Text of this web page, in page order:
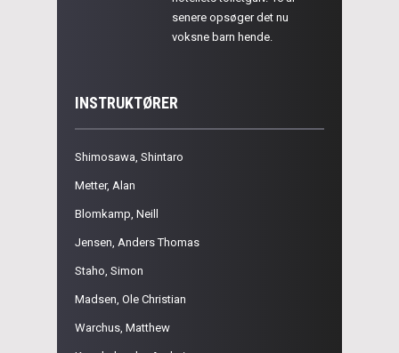
senere opsøger det nu
voksne barn hende.
INSTRUKTØRER
Shimosawa, Shintaro
Metter, Alan
Blomkamp, Neill
Jensen, Anders Thomas
Staho, Simon
Madsen, Ole Christian
Warchus, Matthew